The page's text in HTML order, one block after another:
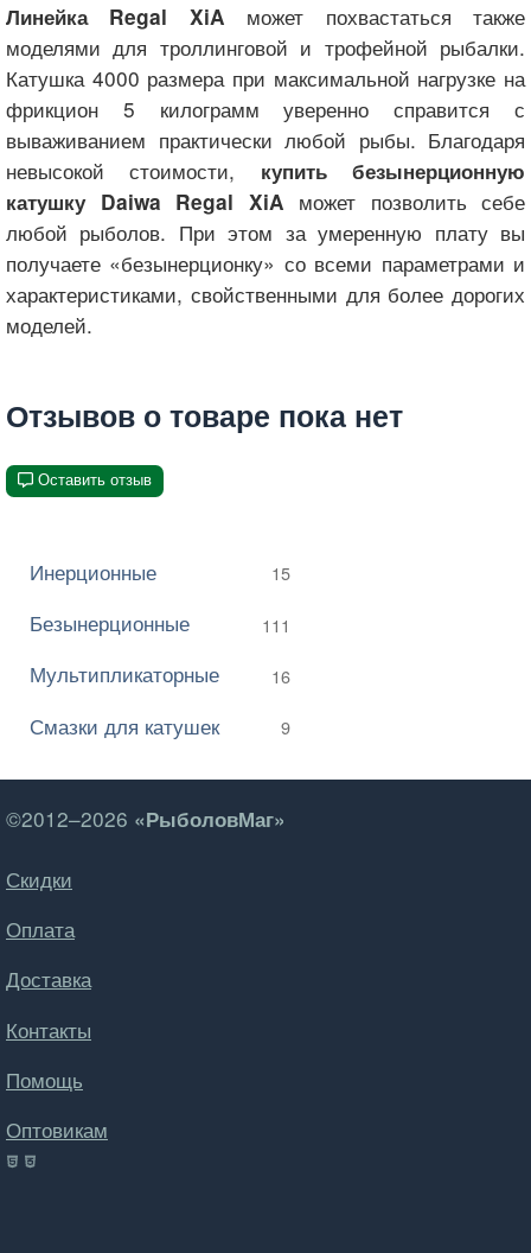
Линейка Regal XiA может похвастаться также
моделями для троллинговой и трофейной рыбалки.
Катушка 4000 размера при максимальной нагрузке на
фрикцион 5 килограмм уверенно справится с
вываживанием практически любой рыбы. Благодаря
невысокой стоимости, купить безынерционную
катушку Daiwa Regal XiA может позволить себе
любой рыболов. При этом за умеренную плату вы
получаете «безынерционку» со всеми параметрами и
характеристиками, свойственными для более дорогих
моделей.
Отзывов о товаре пока нет
Оставить отзыв
Инерционные 15
Безынерционные 111
Мультипликаторные 16
Смазки для катушек 9
©2012–2026 «РыболовМаг»
Скидки
Оплата
Доставка
Контакты
Помощь
Оптовикам